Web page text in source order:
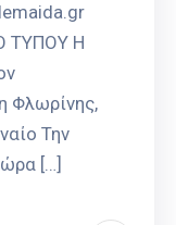
ΤΥΠΟΥ H
Φλωρίνης,
Την
[…]